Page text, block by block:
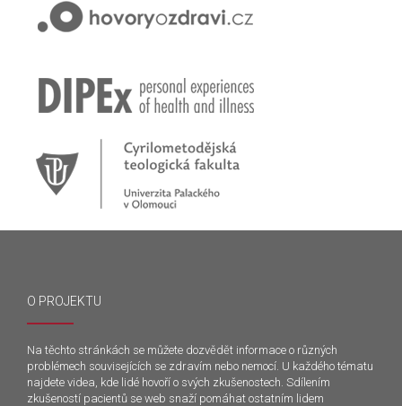
O PROJEKTU
Na těchto stránkách se můžete dozvědět informace o různých
problémech souvisejících se zdravím nebo nemocí. U každého tématu
najdete videa, kde lidé hovoří o svých zkušenostech. Sdílením
zkušeností pacientů se web snaží pomáhat ostatním lidem